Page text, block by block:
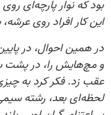
بود که نوار پارچه‌ای
این کار افراد روی
در همین احوال، در
و مچ‌هایش را، در پشت
عقب زد. فکر کرد به
لحظه‌ای بعد، رشته